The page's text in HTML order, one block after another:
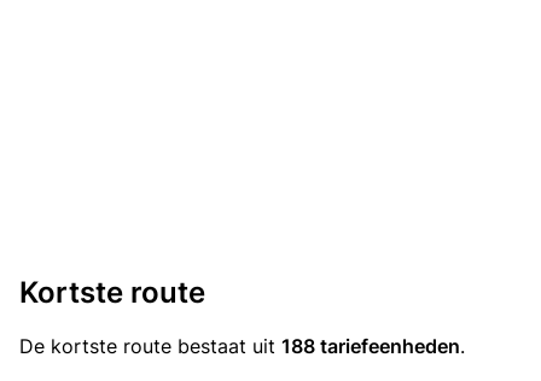
Kortste route
De kortste route bestaat uit 188 tariefeenheden.